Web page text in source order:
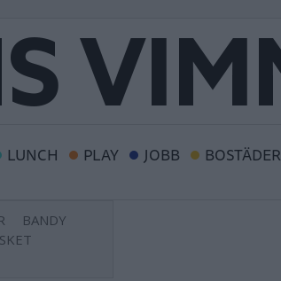
LUNCH PLAY JOBB BOSTÄDER
BANDY